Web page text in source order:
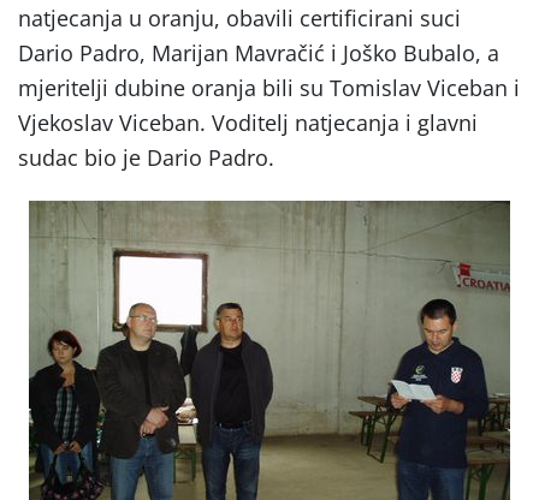
natjecanja u oranju, obavili certificirani suci
Dario Padro, Marijan Mavračić i Joško Bubalo, a
mjeritelji dubine oranja bili su Tomislav Viceban i
Vjekoslav Viceban. Voditelj natjecanja i glavni
sudac bio je Dario Padro.